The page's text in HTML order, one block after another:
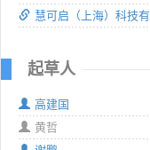
慧可启（上海）科技
起草人
高建国
黄哲